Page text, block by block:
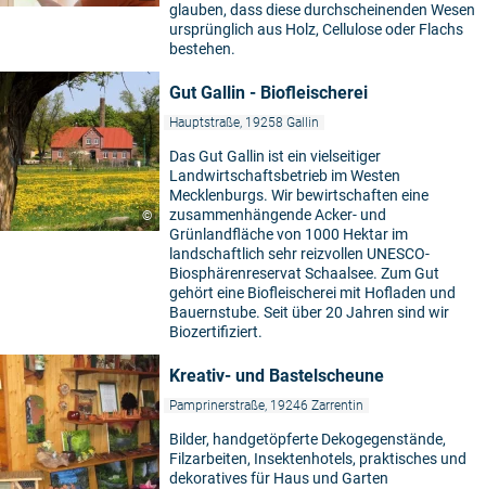
glauben, dass diese durchscheinenden Wesen
ursprünglich aus Holz, Cellulose oder Flachs
bestehen.
©
Gut Gallin - Biofleischerei
Hauptstraße, 19258 Gallin
Das Gut Gallin ist ein vielseitiger
Landwirtschaftsbetrieb im Westen
Mecklenburgs. Wir bewirtschaften eine
zusammenhängende Acker- und
Grünlandfläche von 1000 Hektar im
landschaftlich sehr reizvollen UNESCO-
Biosphärenreservat Schaalsee. Zum Gut
gehört eine Biofleischerei mit Hofladen und
Bauernstube. Seit über 20 Jahren sind wir
Biozertifiziert.
Kreativ- und Bastelscheune
Pamprinerstraße, 19246 Zarrentin
Bilder, handgetöpferte Dekogegenstände,
Filzarbeiten, Insektenhotels, praktisches und
dekoratives für Haus und Garten